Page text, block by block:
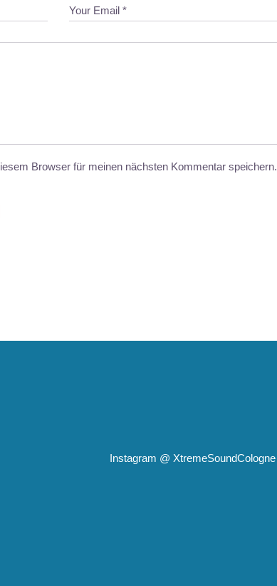
Browser für meinen nächsten Kommentar speichern.
Instagram @ XtremeSoundCologne